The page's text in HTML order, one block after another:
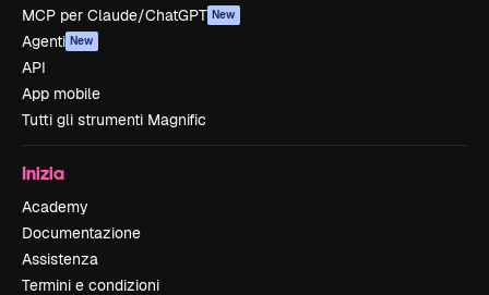
MCP per Claude/ChatGPT New
Agenti New
API
App mobile
Tutti gli strumenti Magnific
Inizia
Academy
Documentazione
Assistenza
Termini e condizioni